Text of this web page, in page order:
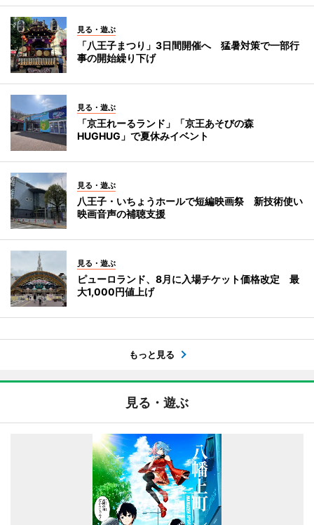
見る・遊ぶ
「八王子まつり」3日間開催へ 猛暑対策で一部行
事の開始繰り下げ
見る・遊ぶ
「京王れーるランド」「京王あそびの森
HUGHUG」で夏休みイベント
見る・遊ぶ
八王子・いちょうホールで短編映画祭 新技術使い
映画音声の補聴支援
見る・遊ぶ
ピューロランド、8月に入場チケット価格改定 最
大1,000円値上げ
もっと見る
見る・遊ぶ